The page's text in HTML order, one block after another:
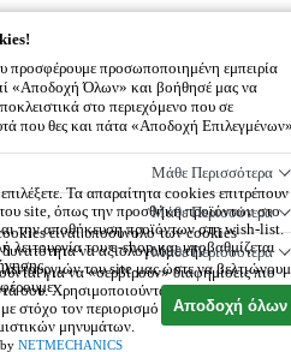
προσφέρουμε προσωποποιημένη εμπειρία
«Αποδοχή Όλων» και βοήθησέ μας να
στο περιεχόμενο που σε
που θες και πάτα «Αποδοχή
Μάθε Περισσότερα
Τα απαραίτητα cookies επιτρέπουν
site, όπως την προσθήκη προϊόντων στο
την αποθήκευση προϊόντων στη wish-list.
του e-shop και υποβαθμίζεται
Μάθε Περισσότερα
είναι υποσύνολο των cookies
δυνατότητα να αξιολογούμε την
του site μας ώστε να
Μάθε Περισσότερα
για να «σερβίρουν» διαφημίσεις πιο
σου. Χρησιμοποιούνται επίσης για την
στόχο τον περιορισμό των μαζικών,
μηνυμάτων.
Αποδοχή όλων
NETMECHANICS